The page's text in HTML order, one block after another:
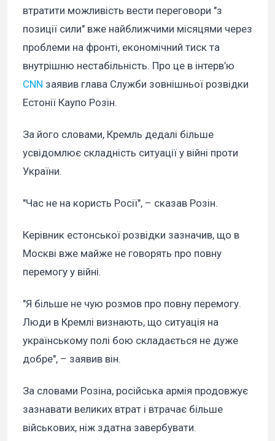
втратити можливість вести переговори "з
позиції сили" вже найближчими місяцями через
проблеми на фронті, економічний тиск та
внутрішню нестабільність. Про це в інтерв’ю
CNN заявив глава Служби зовнішньої розвідки
Естонії Каупо Розін.
За його словами, Кремль дедалі більше
усвідомлює складність ситуації у війні проти
України.
"Час не на користь Росії", – сказав Розін.
Керівник естонської розвідки зазначив, що в
Москві вже майже не говорять про повну
перемогу у війні.
"Я більше не чую розмов про повну перемогу.
Люди в Кремлі визнають, що ситуація на
українському полі бою складається не дуже
добре", – заявив він.
За словами Розіна, російська армія продовжує
зазнавати великих втрат і втрачає більше
військових, ніж здатна завербувати.